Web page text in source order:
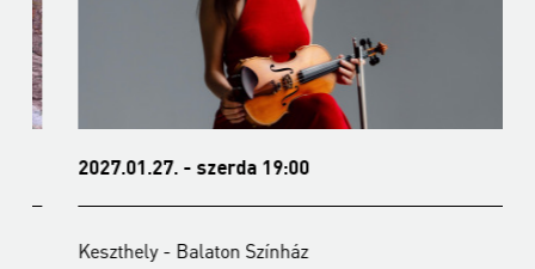
2027.01.27. - szerda 19:00
Keszthely - Balaton Színház